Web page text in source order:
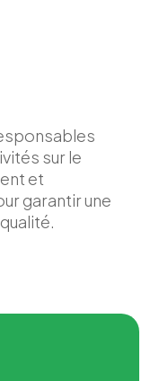
sur le
et
garantir une